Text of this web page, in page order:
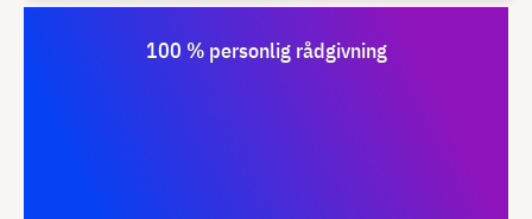
100 % personlig rådgivning